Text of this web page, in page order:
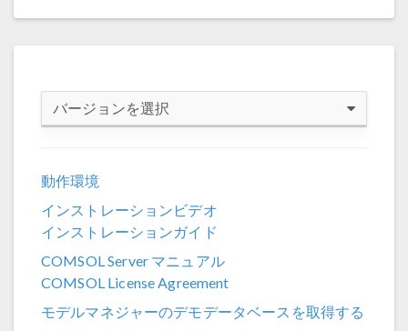
バージョンを選択
COMSOL 6.3
COMSOL 6.2
COMSOL 6.1
COMSOL 6.0
動作環境
インストレーションビデオ
インストレーションガイド
COMSOL Server マニュアル
COMSOL License Agreement
モデルマネジャーのデモデータベースを取得する